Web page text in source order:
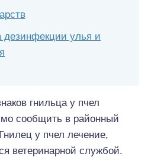
дезинфекции улья и
гнильца у пчел
сообщить в районный
у пчел лечение,
ветеринарной службой.